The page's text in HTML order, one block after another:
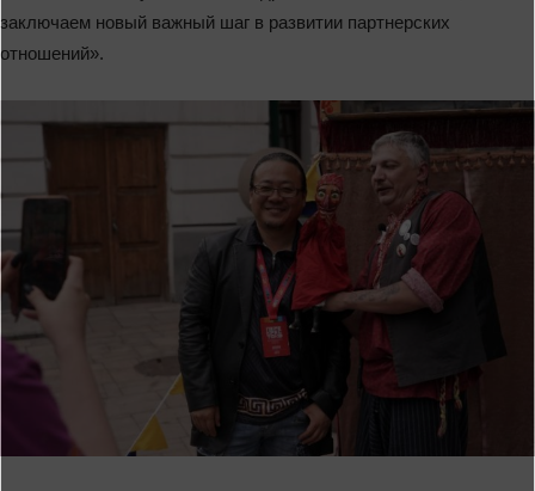
заключаем новый важный шаг в развитии партнерских
отношений».